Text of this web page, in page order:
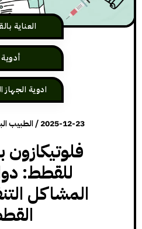
العناية
أدوية
ادوية الجهاز
2025-12-23
/الطبيب
فلوتيكازون
للقطط:
المشاكل